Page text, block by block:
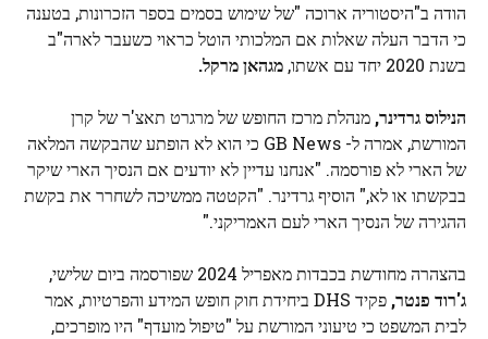
הודה ב"היסטוריה ארוכה "של שימוש בסמים בספר הזכרונות, בטענה
כי הדבר העלה שאלות אם המלכותי הוטל כראוי כשעבר לארה"ב
בשנת 2020 יחד עם אשתו,
מגהאן מרקל.
הנילוס גרדינר, מנהלת מרכז החופש של מרגרט תאצ'ר של קרן
המורשת, אמרה ל- GB News כי הוא לא הופתע שהבקשה המלאה
של הארי לא פורסמה. "אנחנו עדיין לא יודעים אם הנסיך הארי שיקר
בבקשתו או לא," הוסיף גרדינר. "הקטטה ממשיכה לשחרר את בקשת
ההגירה של הנסיך הארי לעם האמריקני."
בהצהרה מחודשת בכבדות מאפריל 2024 שפורסמה ביום שלישי,
ג'רוד פנטר,
פקיד DHS ביחידת חוק חופש המידע והפרטיות, אמר
לבית המשפט כי טיעוני המורשת על "טיפול מועדף" היו מופרכים,